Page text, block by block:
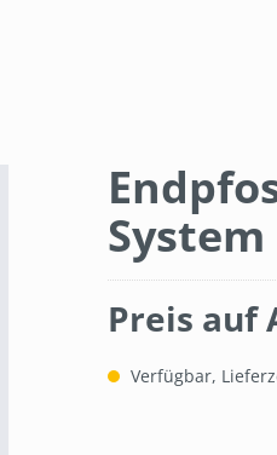
System
Preis auf
Verfügbar,